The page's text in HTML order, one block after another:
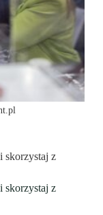
skorzystaj z
skorzystaj z